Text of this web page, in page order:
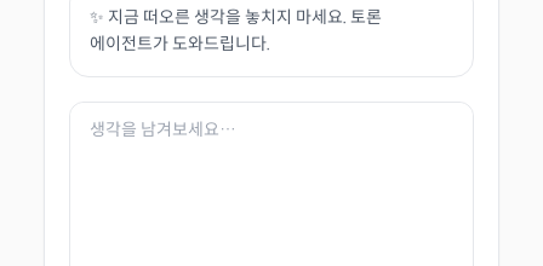
✨ 지금 떠오른 생각을 놓치지 마세요. 토론
에이전트가 도와드립니다.